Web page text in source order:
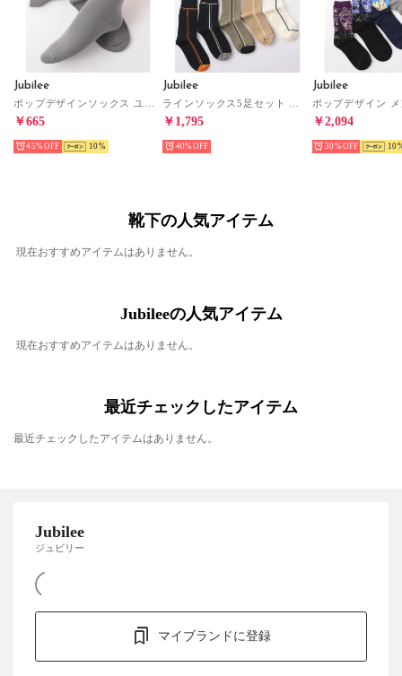
Jubilee
￥665
45% 10
Jubilee
￥1,795
40%
Jubilee
￥2,094
30% 10
靴下の人気アイテム
現在おすすめアイテムはありません。
Jubileeの人気アイテム
現在おすすめアイテムはありません。
最近チェックしたアイテム
最近チェックしたアイテムはありません。
Jubilee
ジュビリー
マイブランドに登録